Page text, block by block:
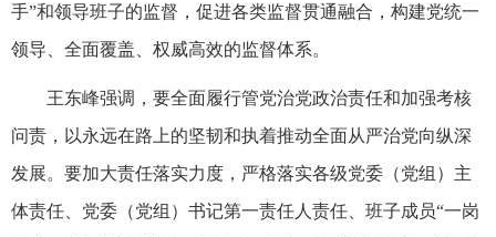
手”和领导班子的监督，促进各类监督贯通融合，构建党统一
领导、全面覆盖、权威高效的监督体系。
王东峰强调，要全面履行管党治党政治责任和加强考核
问责，以永远在路上的坚韧和执着推动全面从严治党向纵深
发展。要加大责任落实力度，严格落实各级党委（党组）主
体责任、党委（党组）书记第一责任人责任、班子成员“一岗